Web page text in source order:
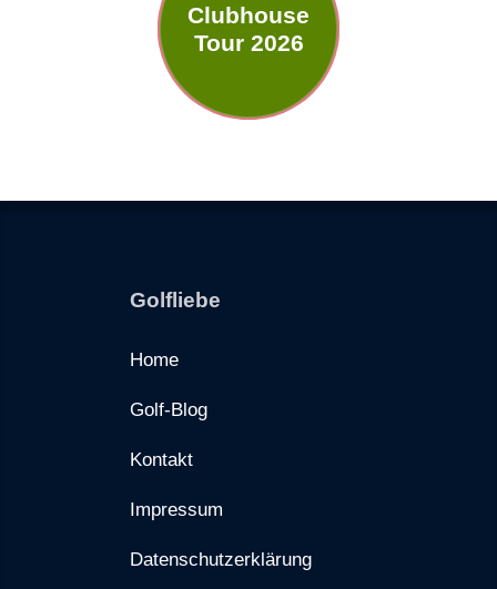
Clubhouse
Tour 2026
Golfliebe
Home
Golf-Blog
Kontakt
Impressum
Datenschutzerklärung